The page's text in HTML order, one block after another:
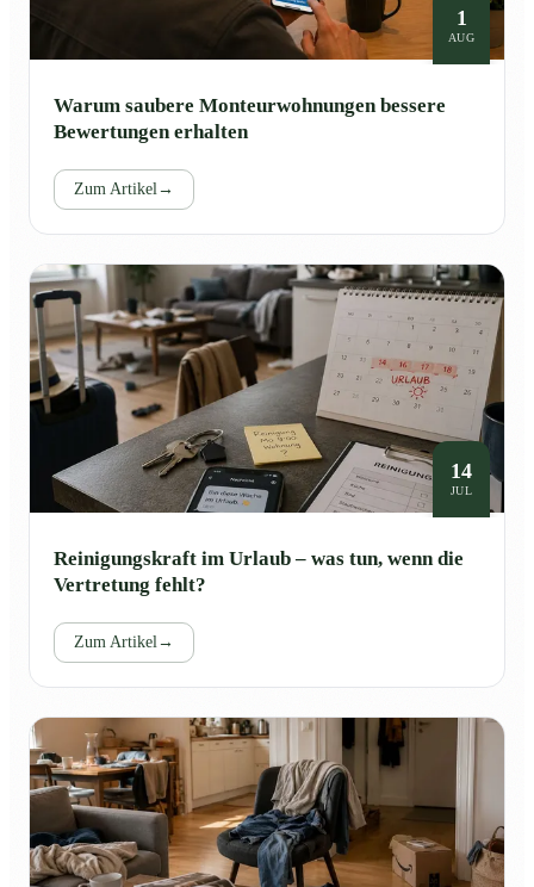
1
AUG
Warum saubere Monteurwohnungen bessere
Bewertungen erhalten
Zum Artikel →
14
JUL
Reinigungskraft im Urlaub – was tun, wenn die
Vertretung fehlt?
Zum Artikel →